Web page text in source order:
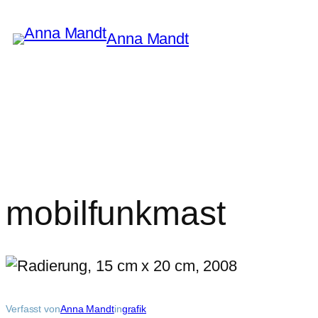
Inhalt
Anna Mandt
mobilfunkmast
Verfasst vonAnna Mandtingrafik